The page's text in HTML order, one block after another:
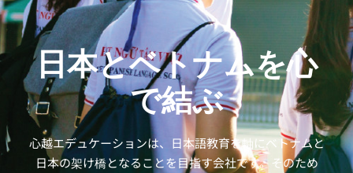
日本とベトナムを心
で結ぶ
心越エデュケーションは、日本語教育を軸にベトナムと
日本の架け橋となることを目指す会社です。そのため